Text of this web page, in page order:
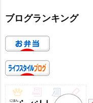
ブログランキング